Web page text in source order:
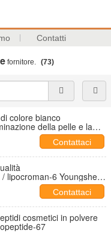
Contatti
fornitore. (73)
colore bianco
della pelle e la
Contattaci
lipocroman-6 Youngshe
Contattaci
cosmetici in polvere
67